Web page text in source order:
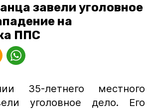
завели уголовное
на
ППС
35-летнего местного
уголовное дело. Его